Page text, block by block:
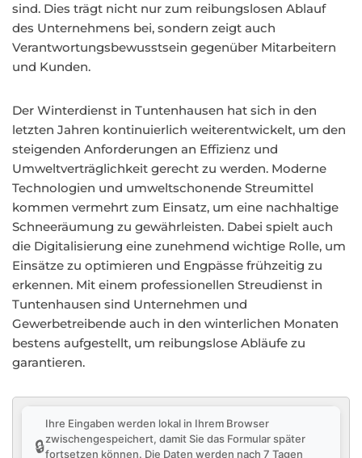
sind. Dies trägt nicht nur zum reibungslosen Ablauf
des Unternehmens bei, sondern zeigt auch
Verantwortungsbewusstsein gegenüber Mitarbeitern
und Kunden.
Der Winterdienst in Tuntenhausen hat sich in den
letzten Jahren kontinuierlich weiterentwickelt, um den
steigenden Anforderungen an Effizienz und
Umweltverträglichkeit gerecht zu werden. Moderne
Technologien und umweltschonende Streumittel
kommen vermehrt zum Einsatz, um eine nachhaltige
Schneeräumung zu gewährleisten. Dabei spielt auch
die Digitalisierung eine zunehmend wichtige Rolle, um
Einsätze zu optimieren und Engpässe frühzeitig zu
erkennen. Mit einem professionellen Streudienst in
Tuntenhausen sind Unternehmen und
Gewerbetreibende auch in den winterlichen Monaten
bestens aufgestellt, um reibungslose Abläufe zu
garantieren.
🔒
Ihre Eingaben werden lokal in Ihrem Browser
zwischengespeichert, damit Sie das Formular später
fortsetzen können. Die Daten werden nach 7 Tagen